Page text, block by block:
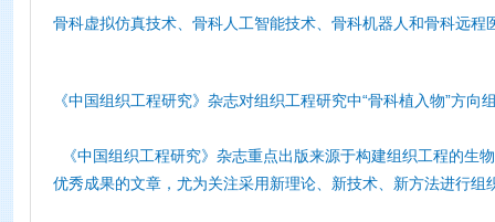
骨科虚拟仿真技术、骨科人工智能技术、骨科机器人和骨科远程
《中国组织工程研究》杂志对组织工程研究中“骨科植入物”方向
《中国组织工程研究》杂志重点出版来源于构建组织工程的生
优秀成果的文章，尤为关注采用新理论、新技术、新方法进行